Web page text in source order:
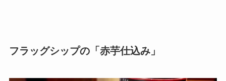
フラッグシップの「赤芋仕込み」